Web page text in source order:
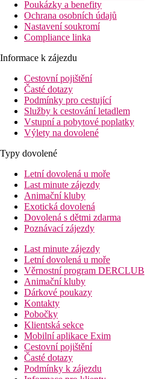
Poukázky a benefity
Ochrana osobních údajů
Nastavení soukromí
Compliance linka
Informace k zájezdu
Cestovní pojištění
Časté dotazy
Podmínky pro cestující
Služby k cestování letadlem
Vstupní a pobytové poplatky
Výlety na dovolené
Typy dovolené
Letní dovolená u moře
Last minute zájezdy
Animační kluby
Exotická dovolená
Dovolená s dětmi zdarma
Poznávací zájezdy
Last minute zájezdy
Letní dovolená u moře
Věrnostní program DERCLUB
Animační kluby
Dárkové poukazy
Kontakty
Pobočky
Klientská sekce
Mobilní aplikace Exim
Cestovní pojištění
Časté dotazy
Podmínky k zájezdu